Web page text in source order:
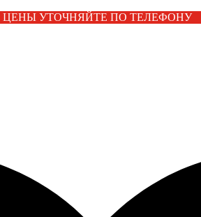
ЦЕНЫ УТОЧНЯЙТЕ ПО ТЕЛЕФОНУ